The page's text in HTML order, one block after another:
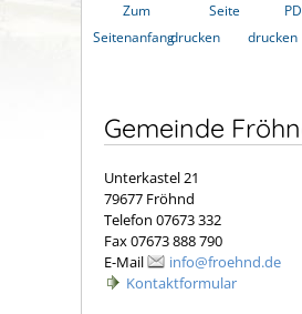
Zum
Seitenanfang
Seite
drucken
drucken
Gemeinde
Unterkastel 21
79677 Fröhnd
Telefon 07673 332
Fax 07673 888 790
E-Mail
info@froehnd.de
Kontaktformular